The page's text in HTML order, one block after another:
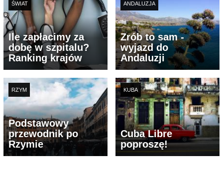
ŚWIAT
Ile zapłacimy za
dobę w szpitalu?
Ranking krajów
ANDALUZJA
Zrób to sam -
wyjazd do
Andaluzji
RZYM
Podstawowy
przewodnik po
Rzymie
KUBA
Cuba Libre
poproszę!